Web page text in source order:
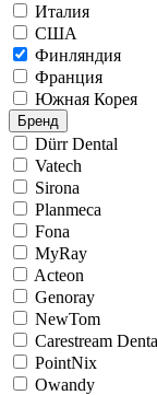
Италия
США
Финляндия
Франция
Южная Корея
Бренд
Dürr Dental
Vatech
Sirona
Planmeca
Fona
MyRay
Acteon
Genoray
NewTom
Carestream
PointNix
Owandy